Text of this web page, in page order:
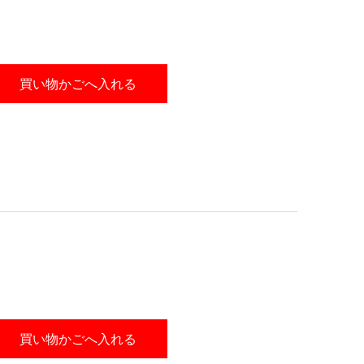
買い物かごへ入れる
買い物かごへ入れる